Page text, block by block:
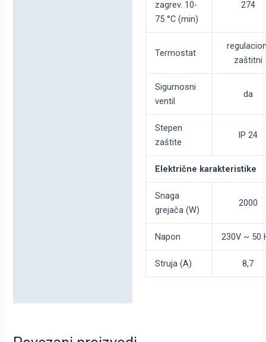
zagrev. 10-
75 °C (min)
274
Termostat
zaštitni
Sigurnosni
ventil
da
Stepen
zaštite
IP 24
Električne karakteristike
Snaga
grejača (W)
2000
Napon 230V ~ 50
Struja (A) 8,7